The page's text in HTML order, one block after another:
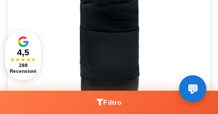
Filtro
4,5
★★★★★
288
Recensioni